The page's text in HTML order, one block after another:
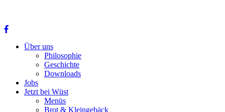
Über uns
Philosophie
Geschichte
Downloads
Jobs
Jetzt bei Wüst
Menüs
Brot & Kleingebäck